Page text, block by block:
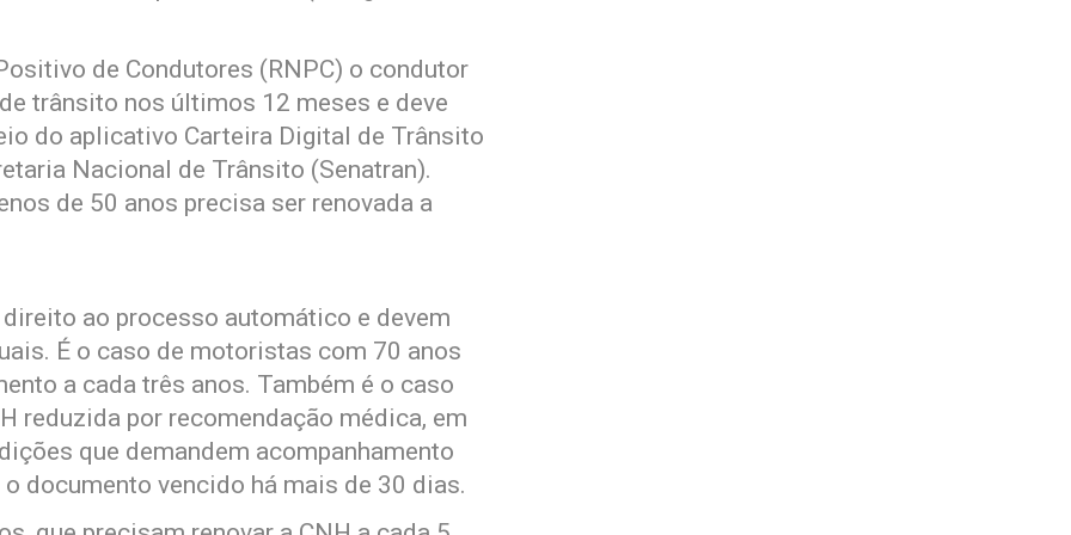
de Condutores (RNPC) o condutor
trânsito nos últimos 12 meses e deve
do aplicativo Carteira Digital de Trânsito
Nacional de Trânsito (Senatran).
de 50 anos precisa ser renovada a
ao processo automático e devem
É o caso de motoristas com 70 anos
a cada três anos. Também é o caso
reduzida por recomendação médica, em
que demandem acompanhamento
documento vencido há mais de 30 dias.